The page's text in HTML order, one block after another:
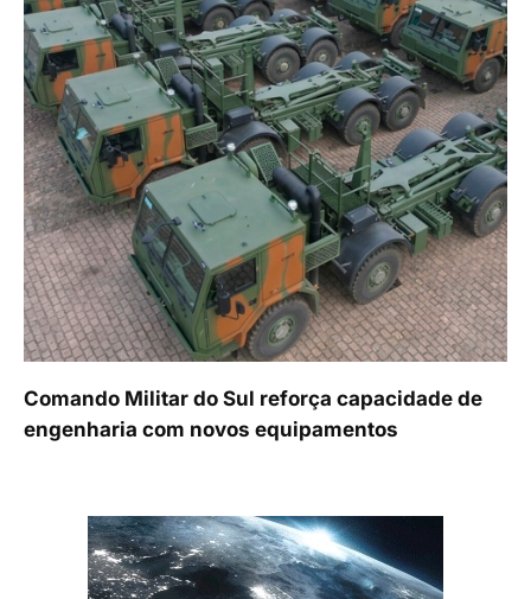
Comando Militar do Sul reforça capacidade de
engenharia com novos equipamentos